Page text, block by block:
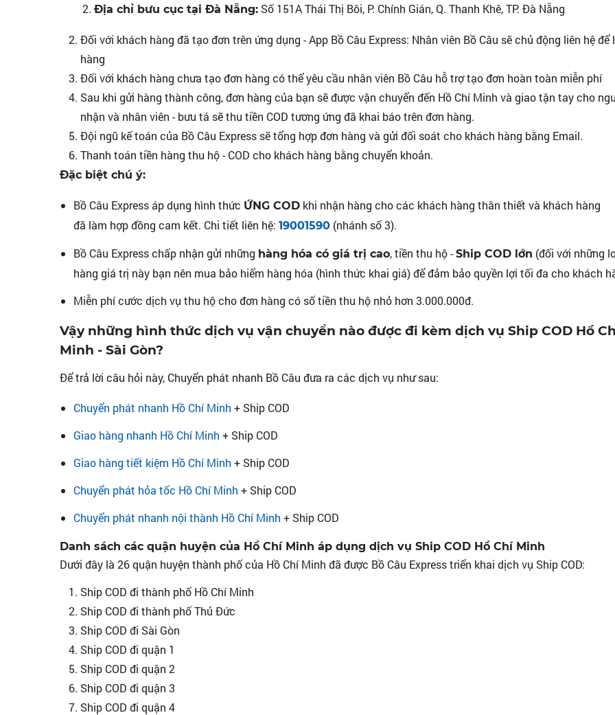
Địa chỉ bưu cục tại Đà Nẵng: Số 151A Thái Thị Bôi, P. Chính Gián, Q. Thanh Khê, TP. Đà Nẵng
Đối với khách hàng đã tạo đơn trên ứng dụng - App Bồ Câu Express: Nhân viên Bồ Câu sẽ chủ động liên hệ để
hàng
Đối với khách hàng chưa tạo đơn hàng có thể yêu cầu nhân viên Bồ Câu hỗ trợ tạo đơn hoàn toàn miễn phí
Sau khi gửi hàng thành công, đơn hàng của bạn sẽ được vận chuyển đến Hồ Chí Minh và giao tận tay cho
nhận và nhân viên - bưu tá sẽ thu tiền COD tương ứng đã khai báo trên đơn hàng.
Đội ngũ kế toán của Bồ Câu Express sẽ tổng hợp đơn hàng và gửi đối soát cho khách hàng bằng Email.
Thanh toán tiền hàng thu hộ - COD cho khách hàng bằng chuyển khoản.
Đặc biệt chú ý:
Bồ Câu Express áp dụng hình thức ỨNG COD khi nhận hàng cho các khách hàng thân thiết và khách hàng
đã làm hợp đồng cam kết. Chi tiết liên hệ: 19001590 (nhánh số 3).
Bồ Câu Express chấp nhận gửi những hàng hóa có giá trị cao, tiền thu hộ -Ship COD lớn (đối với những
hàng giá trị này bạn nên mua bảo hiểm hàng hóa (hình thức khai giá) để đảm bảo quyền lợi tối đa cho khách
Miễn phí cước dịch vụ thu hộ cho đơn hàng có số tiền thu hộ nhỏ hơn 3.000.000đ.
Vậy những hình thức dịch vụ vận chuyển nào được đi kèm dịch vụ Ship COD Hồ
Minh - Sài Gòn?
Để trả lời câu hỏi này, Chuyển phát nhanh Bồ Câu đưa ra các dịch vụ như sau:
Chuyển phát nhanh Hồ Chí Minh + Ship COD
Giao hàng nhanh Hồ Chí Minh + Ship COD
Giao hàng tiết kiệm Hồ Chí Minh + Ship COD
Chuyển phát hỏa tốc Hồ Chí Minh + Ship COD
Chuyển phát nhanh nội thành Hồ Chí Minh + Ship COD
Danh sách các quận huyện của Hồ Chí Minh áp dụng dịch vụ Ship COD Hồ Chí Minh
Dưới đây là 26 quận huyện thành phố của Hồ Chí Minh đã được Bồ Câu Express triển khai dịch vụ Ship COD:
Ship COD đi thành phố Hồ Chí Minh
Ship COD đi thành phố Thủ Đức
Ship COD đi Sài Gòn
Ship COD đi quận 1
Ship COD đi quận 2
Ship COD đi quận 3
Ship COD đi quận 4